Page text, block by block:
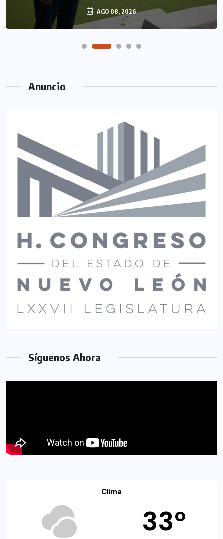
AGO 08, 2026
Anuncio
Síguenos Ahora
Clima
33º